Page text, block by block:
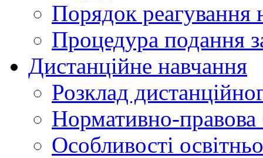
Порядок реагування
Процедура подання
Дистанційне навчання
Розклад
Нормативно-правова
Особливості